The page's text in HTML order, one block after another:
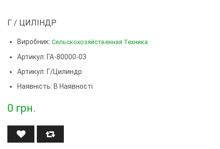
Г / ЦИЛІНДР
Виробник: Сельскохозяйственная Техника
Артикул: ГА-80000-03
Артикул: Г/цилиндр
Наявність: В Наявності
0 грн.